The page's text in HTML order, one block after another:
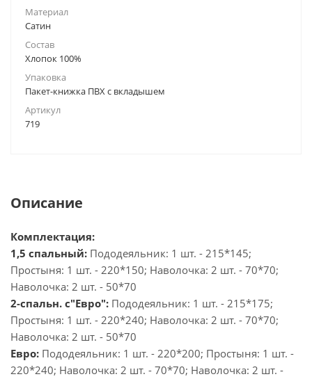
Материал
Сатин
Состав
Хлопок 100%
Упаковка
Пакет-книжка ПВХ с вкладышем
Артикул
719
Описание
Комплектация:
1,5 спальный: Пододеяльник: 1 шт. - 215*145;
Простыня: 1 шт. - 220*150; Наволочка: 2 шт. - 70*70;
Наволочка: 2 шт. - 50*70
2-спальн. с"Евро": Пододеяльник: 1 шт. - 215*175;
Простыня: 1 шт. - 220*240; Наволочка: 2 шт. - 70*70;
Наволочка: 2 шт. - 50*70
Евро: Пододеяльник: 1 шт. - 220*200; Простыня: 1 шт. -
220*240; Наволочка: 2 шт. - 70*70; Наволочка: 2 шт. -